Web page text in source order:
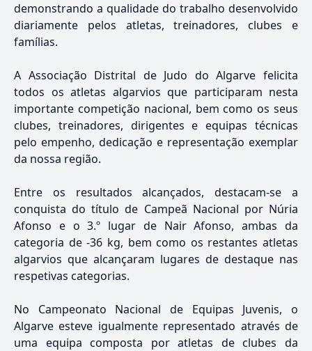
demonstrando a qualidade do trabalho desenvolvido
diariamente pelos atletas, treinadores, clubes e
famílias.
A Associação Distrital de Judo do Algarve felicita
todos os atletas algarvios que participaram nesta
importante competição nacional, bem como os seus
clubes, treinadores, dirigentes e equipas técnicas
pelo empenho, dedicação e representação exemplar
da nossa região.
Entre os resultados alcançados, destacam-se a
conquista do título de Campeã Nacional por Núria
Afonso e o 3.º lugar de Nair Afonso, ambas da
categoria de -36 kg, bem como os restantes atletas
algarvios que alcançaram lugares de destaque nas
respetivas categorias.
No Campeonato Nacional de Equipas Juvenis, o
Algarve esteve igualmente representado através de
uma equipa composta por atletas de clubes da